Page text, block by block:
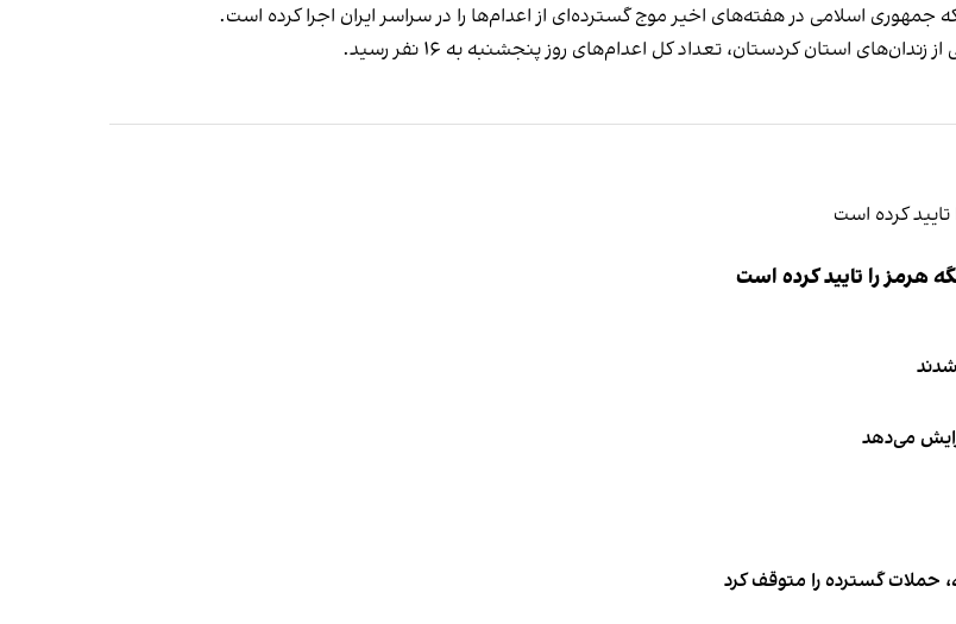
اسلامی در هفته‌های اخیر موج گسترده‌ای از اعدام‌ها را در سراسر ایران اجرا کرده است.
استان کردستان، تعداد کل اعدام‌های روز پنجشنبه به ۱۶ نفر رسید.
هرمز را تایید کرده است
می‌دهد
حملات گسترده را متوقف کرد